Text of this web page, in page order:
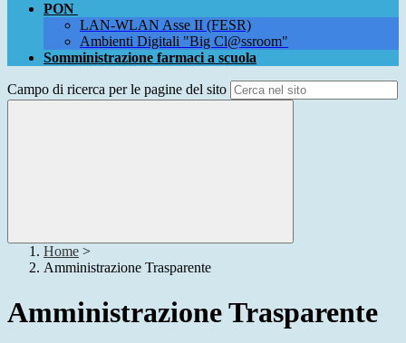
PON
LAN-WLAN Asse II (FESR)
Ambienti Digitali "Big Cl@ssroom"
Somministrazione farmaci a scuola
Campo di ricerca per le pagine del sito
Home >
Amministrazione Trasparente
Amministrazione Trasparente